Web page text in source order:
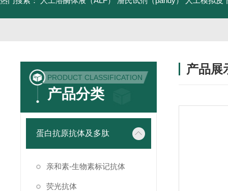
PRODUCT CLASSIFICATION
产品分类
蛋白抗原抗体及多肽
亲和素-生物素标记抗体
荧光抗体
产品展